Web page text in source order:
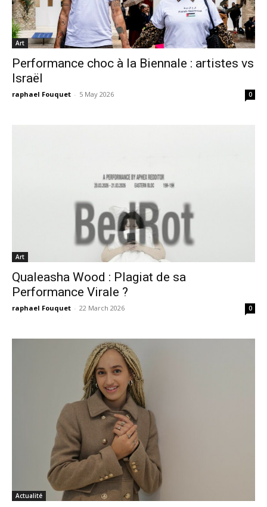
Art
Performance choc à la Biennale : artistes vs
Israël
raphael Fouquet - 5 May 2026 0
Art
Qualeasha Wood : Plagiat de sa
Performance Virale ?
raphael Fouquet - 22 March 2026 0
Actualité